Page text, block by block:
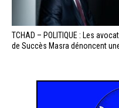
TCHAD – POLITIQUE : Les
de Succès Masra dénoncent